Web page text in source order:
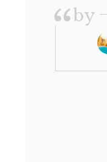
“by